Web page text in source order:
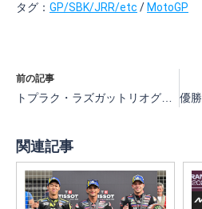
タグ： GP/SBK/JRR/etc / MotoGP
前の記事
関連記事